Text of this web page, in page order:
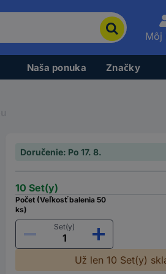
Môj
Naša ponuka Značky
Doručenie: Po 17. 8.
10 Set(y)
Počet (Veľkosť balenia 50
ks)
Set(y)
Už len 10 Set(y)